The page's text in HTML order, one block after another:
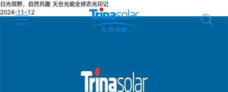
日光倾野，自然共趣 天合光能全球农光印记
2024-11-12